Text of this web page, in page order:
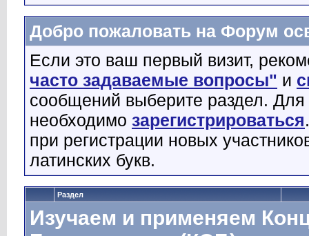
Добро пожаловать на Форум
Если это ваш первый визит,
часто задаваемые вопросы" и
сообщений выберите раздел.
необходимо зарегистрироваться
при регистрации новых
латинских букв.
Раздел
Изучаем и применяем